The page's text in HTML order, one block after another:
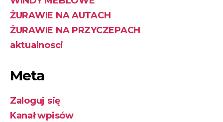
ŻURAWIE NA AUTACH
ŻURAWIE NA PRZYCZEPACH
aktualnosci
Meta
Zaloguj się
Kanał wpisów